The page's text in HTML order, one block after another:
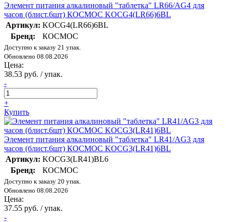
Элемент питания алкалиновый "таблетка" LR66/AG4 для
часов (блист.6шт) КОСМОС KOCG4(LR66)6BL
Артикул: KOCG4(LR66)6BL
Бренд:
КОСМОС
Доступно к заказу 21 упак.
Обновлено 08.08.2026
Цена:
38.53 руб. / упак.
-
+
Купить
Элемент питания алкалиновый "таблетка" LR41/AG3 для
часов (блист.6шт) КОСМОС KOCG3(LR41)6BL
Артикул: KOCG3(LR41)BL6
Бренд:
КОСМОС
Доступно к заказу 20 упак.
Обновлено 08.08.2026
Цена:
37.55 руб. / упак.
-